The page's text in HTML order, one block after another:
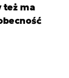
też ma